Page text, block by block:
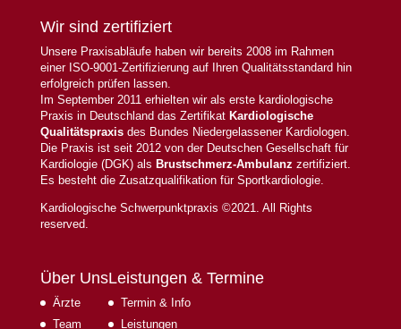
Wir sind zertifiziert
Unsere Praxisabläufe haben wir bereits 2008 im Rahmen
einer ISO-9001-Zertifizierung auf Ihren Qualitätsstandard hin
erfolgreich prüfen lassen.
Im September 2011 erhielten wir als erste kardiologische
Praxis in Deutschland das Zertifikat Kardiologische
Qualitätspraxisdes Bundes Niedergelassener Kardiologen.
Die Praxis ist seit 2012 von der Deutschen Gesellschaft für
Kardiologie (DGK) als Brustschmerz-Ambulanz zertifiziert.
Es besteht die Zusatzqualifikation für Sportkardiologie.
Kardiologische Schwerpunktpraxis ©2021. All Rights
reserved.
Über Uns
Ärzte
Team
Leistungen & Termine
Termin & Info
Leistungen